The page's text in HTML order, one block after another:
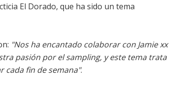
El Dorado, que ha sido un tema
"Nos ha encantado colaborar con Jamie xx
pasión por el sampling, y este tema trata
cada fin de semana".